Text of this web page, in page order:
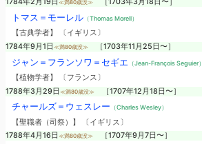
≪満80歳没≫
トマス＝モーレル（Thomas Morell）
【古典学者】 〔イギリス〕
1784年9月1日 ≪満80歳没≫ ［1703年11月25日〜］
ジャン＝フランソワ＝セギエ （Jean-François Seguier）
【植物学者】 〔フランス〕
1788年3月29日 ≪満80歳没≫ ［1707年12月18日〜］
チャールズ＝ウェスレー （Charles Wesley）
【聖職者（司祭）】 〔イギリス〕
1788年4月16日 ≪満80歳没≫ ［1707年9月7日〜］